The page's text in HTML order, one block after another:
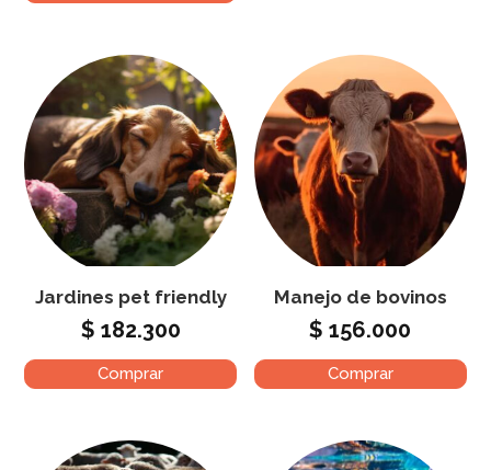
Jardines pet friendly
$ 182.300
Comprar
Manejo de bovinos
$ 156.000
Comprar